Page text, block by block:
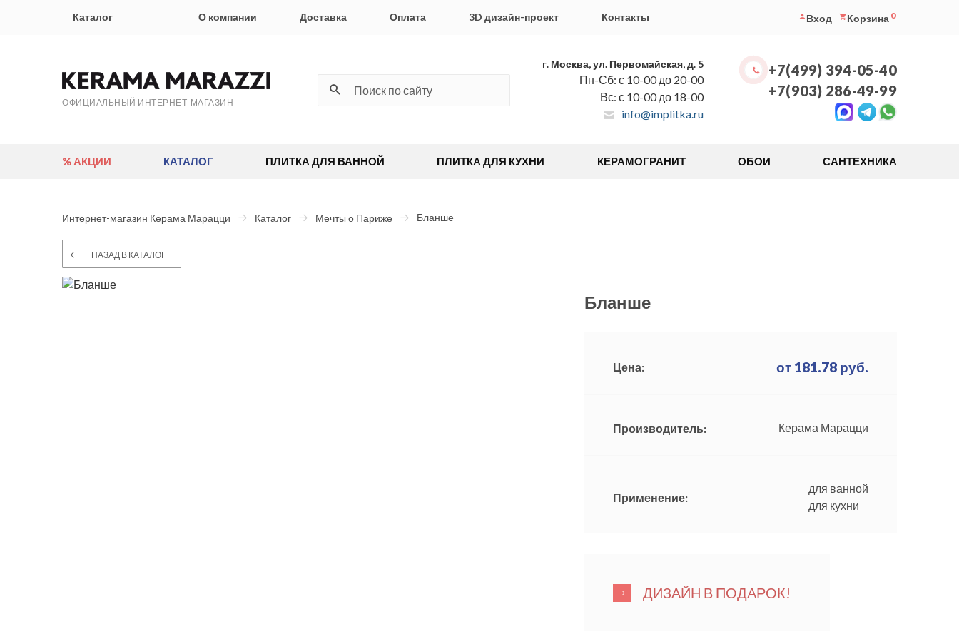
Каталог О компании Доставка Оплата 3D дизайн-проект Контакты Вход Корзина 0
ОФИЦИАЛЬНЫЙ ИНТЕРНЕТ-МАГАЗИН
г. Москва, ул. Первомайская, д. 5
Пн-Сб: с 10-00 до 20-00
Вс: с 10-00 до 18-00
info@implitka.ru
+7(499) 394-05-40
+7(903) 286-49-99
% АКЦИИ КАТАЛОГ ПЛИТКА ДЛЯ ВАННОЙ ПЛИТКА ДЛЯ КУХНИ КЕРАМОГРАНИТ ОБОИ САНТЕХНИКА
Интернет-магазин Керама Марацци Каталог Мечты о Париже Бланше
НАЗАД В КАТАЛОГ
Бланше
Цена: от 181.78 руб.
Производитель: Керама Марацци
Применение:
для ванной
для кухни
ДИЗАЙН В ПОДАРОК!